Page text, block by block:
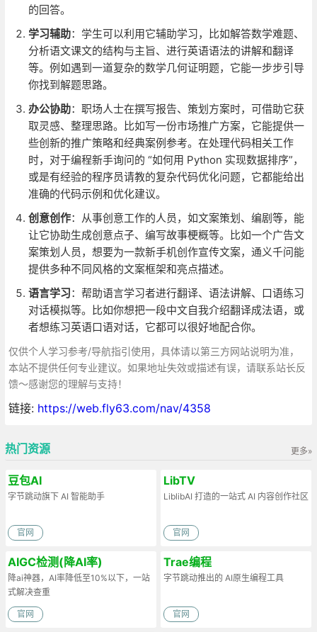
的回答。
学习辅助：学生可以利用它辅助学习，比如解答数学难题、
分析语文课文的结构与主旨、进行英语语法的讲解和翻译
等。例如遇到一道复杂的数学几何证明题，它能一步步引导
你找到解题思路。
办公协助：职场人士在撰写报告、策划方案时，可借助它获
取灵感、整理思路。比如写一份市场推广方案，它能提供一
些创新的推广策略和经典案例参考。在处理代码相关工作
时，对于编程新手询问的 “如何用 Python 实现数据排序”，
或是有经验的程序员请教的复杂代码优化问题，它都能给出
准确的代码示例和优化建议。
创意创作：从事创意工作的人员，如文案策划、编剧等，能
让它协助生成创意点子、编写故事梗概等。比如一个广告文
案策划人员，想要为一款新手机创作宣传文案，通义千问能
提供多种不同风格的文案框架和亮点描述。
语言学习：帮助语言学习者进行翻译、语法讲解、口语练习
对话模拟等。比如你想把一段中文自我介绍翻译成法语，或
者想练习英语口语对话，它都可以很好地配合你。
仅供个人学习参考/导航指引使用，具体请以第三方网站说明为准，
本站不提供任何专业建议。如果地址失效或描述有误，请联系站长反
馈～感谢您的理解与支持！
链接: https://web.fly63.com/nav/4358
更多»
热门资源
豆包AI
字节跳动旗下 AI 智能助手
官网
LibTV
LiblibAI 打造的一站式 AI 内容创作社区
官网
AIGC检测(降AI率)
降ai神器，AI率降低至10%以下，一站
式解决查重
官网
Trae编程
字节跳动推出的 AI原生编程工具
官网